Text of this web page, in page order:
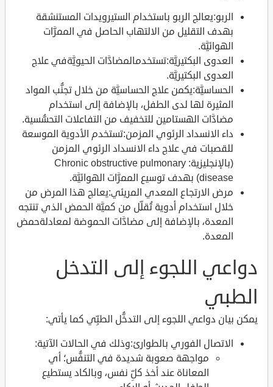
الربو:يعالج الربو باستخدام الستيرويدات المستنشقة
بهدف التقليل من الالتهاب الحاصل في الممرَّات
الهوائيَّة.
العدوى البكتيريَّة:تستخدمالمضادَّات الحيويَّةفي علاج
العدوى البكتيريَّة.
الحساسيَّة:يكمن علاج الحساسيَّة من خلال تجنُّب المواد
المثيرة لها لدى الطفل، بالإضافة إلى استخدام
مضادَّات الهستامين للتخفيف من التفاعلات التحسُّسية.
داء الانسداد الرئوي المزمن:تستخدم الأدوية الموسعة
للقصبات في علاج داء الانسداد الرئوي المزمن
(بالإنجليزية: Chronic obstructive pulmonary
disease) بهدف توسيع الممرَّات الهوائيَّة.
مرض الارتجاع المعدي المريئي:يعالج هذا المرض من
خلال استخدام أدوية تُقلِّل من كميَّة الحمض الذي تنتجه
المعدة، بالإضافة إلى مضادَّات الحموضة لمعادلةحمض
المعدة.
دواعي اللجوء إلى التدخل
الطبي
يمكن بيان دواعي اللجوء إلى التدخُّل الطبِّي كما يأتي:
الاتصال الفوري بالطوارئ:وذلك في الحالات الآتية:
مواجهة صعوبة شديدة في التنفُّس؛ أي
المعاناة عند أخذ كلِّ نفس، وبالكاد يستطيع